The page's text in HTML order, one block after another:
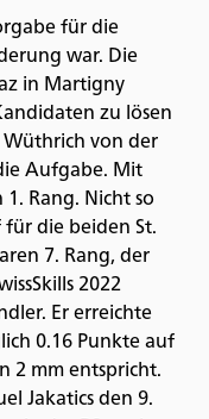
für die
war. Die
in Martigny
zu lösen
von der
Aufgabe. Mit
Rang. Nicht so
die beiden St.
7. Rang, der
2022
Er erreichte
0.16 Punkte auf
2 mm entspricht.
Jakatics den 9.